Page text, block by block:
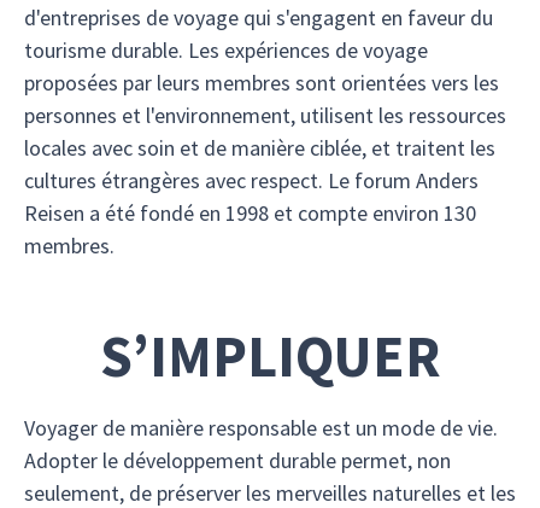
d'entreprises de voyage qui s'engagent en faveur du
tourisme durable. Les expériences de voyage
proposées par leurs membres sont orientées vers les
personnes et l'environnement, utilisent les ressources
locales avec soin et de manière ciblée, et traitent les
cultures étrangères avec respect. Le forum Anders
Reisen a été fondé en 1998 et compte environ 130
membres.
S’IMPLIQUER
Voyager de manière responsable est un mode de vie.
Adopter le développement durable permet, non
seulement, de préserver les merveilles naturelles et les